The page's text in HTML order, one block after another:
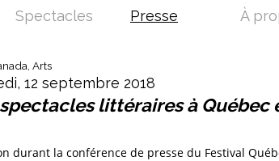
Arts
12 septembre 2018
littéraires à Québec
durant la conférence de presse du Festival
Spectacles Presse À